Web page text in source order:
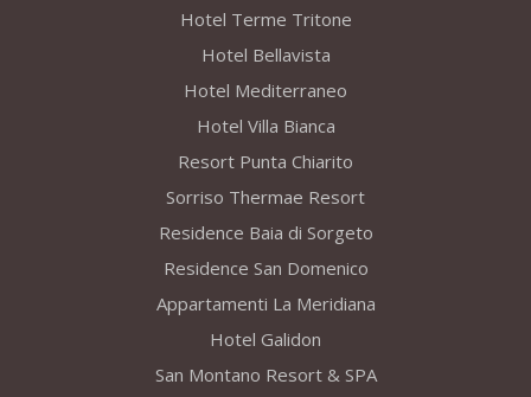
Hotel Terme Tritone
Hotel Bellavista
Hotel Mediterraneo
Hotel Villa Bianca
Resort Punta Chiarito
Sorriso Thermae Resort
Residence Baia di Sorgeto
Residence San Domenico
Appartamenti La Meridiana
Hotel Galidon
San Montano Resort & SPA